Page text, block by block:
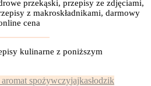
przekąski, przepisy ze zdjęciami,
z makroskładnikami, darmowy
cena
kulinarne z poniższym
spożywczyjajkasłodzik